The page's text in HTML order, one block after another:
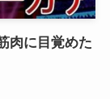
肉に目覚めた